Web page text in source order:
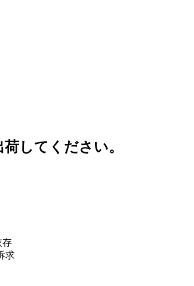
してください。
存
求